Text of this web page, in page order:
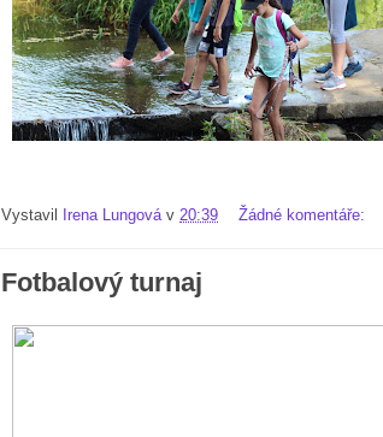
Vystavil Irena Lungová v 20:39 Žádné komentáře:
Fotbalový turnaj